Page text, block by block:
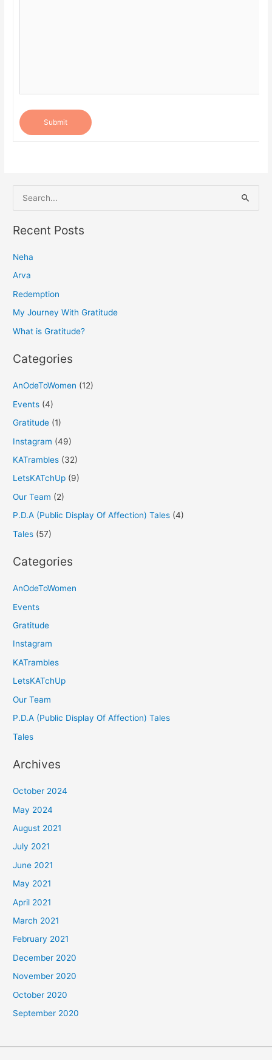
Submit
e
a
c
h
f
o
Recent Posts
Neha
Arva
Redemption
My Journey With Gratitude
What is Gratitude?
Categories
AnOdeToWomen (12)
Events (4)
Gratitude (1)
Instagram (49)
KATrambles (32)
LetsKATchUp (9)
Our Team (2)
P.D.A (Public Display Of Affection) Tales (4)
Tales (57)
Categories
AnOdeToWomen
Events
Gratitude
Instagram
KATrambles
LetsKATchUp
Our Team
P.D.A (Public Display Of Affection) Tales
Tales
Archives
October 2024
May 2024
August 2021
July 2021
June 2021
May 2021
April 2021
March 2021
February 2021
December 2020
November 2020
October 2020
September 2020